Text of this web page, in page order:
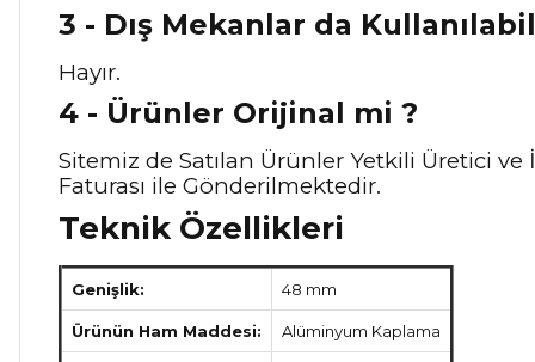
3 - Dış Mekanlar da
Hayır.
4 - Ürünler Orijinal mi ?
Sitemiz de Satılan Ürünler Yetkili Üretici
Faturası ile Gönderilmektedir.
Teknik Özellikleri
Genişlik: 48 mm
Ürünün Ham Maddesi: Alüminyum Kaplama